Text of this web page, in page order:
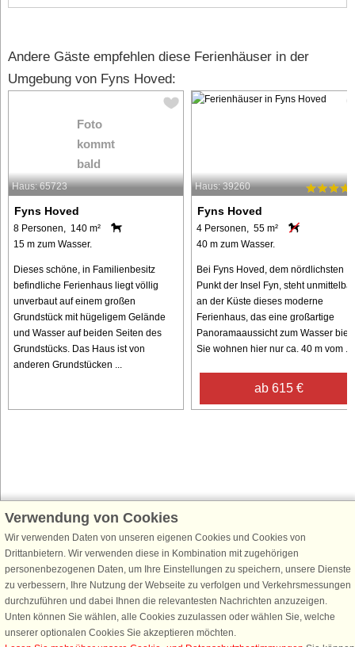
Andere Gäste empfehlen diese Ferienhäuser in der
Umgebung von Fyns Hoved:
Foto
kommt
bald
Haus: 65723
Fyns Hoved
8 Personen, 140 m²
15 m zum Wasser.
Dieses schöne, in Familienbesitz
befindliche Ferienhaus liegt völlig
unverbaut auf einem großen
Grundstück mit hügeligem Gelände
und Wasser auf beiden Seiten des
Grundstücks. Das Haus ist von
anderen Grundstücken ...
Haus: 39260
Fyns Hoved
4 Personen, 55 m²
40 m zum Wasser.
Bei Fyns Hoved, dem nördlichsten
Punkt der Insel Fyn, steht unmittelbar
an der Küste dieses moderne
Ferienhaus, das eine großartige
Panoramaaussicht zum Wasser
Sie wohnen hier nur ca. 40 m vom ...
ab 615 €
Schließen Sie sich 100.000 Ferienhaus-Fans an
Erhalten Sie einenWillkommensgutschein von 25 € für Ihren nächsten
Ferienhausurlaub - melden Sie sich einfach für den DanCenter Newsletter
an. Verpassen Sie nie wieder exklusive Angebote, Gewinnspiele und
Urlaubstipps!
Verwendung von Cookies
Wir verwenden Daten von unseren eigenen Cookies und Cookies von
Drittanbietern. Wir verwenden diese in Kombination mit zugehörigen
personenbezogenen Daten, um Ihre Einstellungen zu speichern, unsere Dienste
zu verbessern, Ihre Nutzung der Webseite zu verfolgen und Verkehrsmessungen
durchzuführen und dabei Ihnen die relevantesten Nachrichten anzuzeigen.
Unten können Sie wählen, alle Cookies zuzulassen oder wählen Sie, welche
unserer optionalen Cookies Sie akzeptieren möchten.